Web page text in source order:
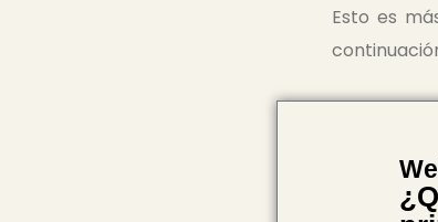
Esto es